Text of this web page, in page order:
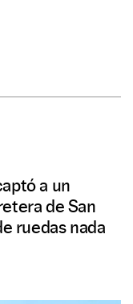
a un
de San
ruedas nada